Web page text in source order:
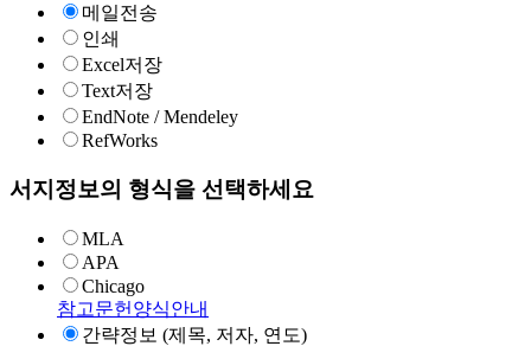
메일전송
인쇄
Excel저장
Text저장
EndNote / Mendeley
RefWorks
서지정보의 형식을 선택하세요
MLA
APA
Chicago
참고문헌양식안내
간략정보 (제목, 저자, 연도)